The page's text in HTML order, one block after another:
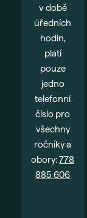
v době
úředních
hodin,
platí
pouze
jedno
telefonní
číslo pro
všechny
ročníky a
obory:778
885 606